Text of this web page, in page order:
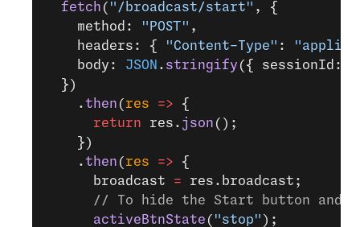
  fetch
( "/broadcast/start" , {
    method:
"POST" ,
    headers: {
"Content-Type" :
    body:
JSON . stringify ({ sessionId:
  })
    .
then ( res => {
      return
res. json ();
    })
    .
then ( res => {
      broadcast
= res.broadcast;
// To hide the Start button and
      activeBtnState
( "stop" );